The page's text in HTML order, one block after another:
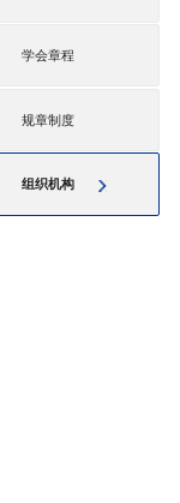
学会章程
规章制度
组织机构